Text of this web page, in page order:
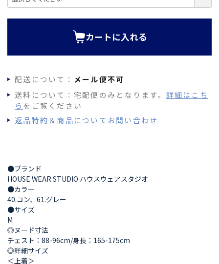
必
カートに入れる
配送について： メール便不可
送料について：宅配便のみとなります。 詳細はこち
ら をご覧ください
返品特約＆商品についてお問い合わせ
●ブランド
HOUSE WEAR STUDIO ハウスウェアスタジオ
●カラー
40.コン、61.グレー
●サイズ
M
◎ヌード寸法
チェスト：88-96cm/身長：165-175cm
◎詳細サイズ
＜上着＞